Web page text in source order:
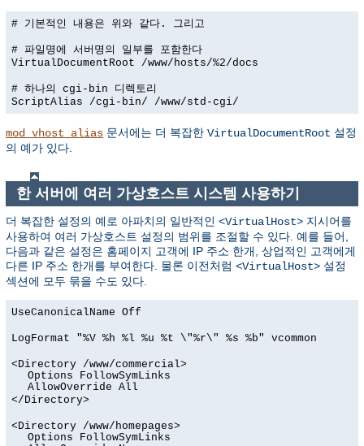
# 기본적인 내용은 위와 같다. 그리고
# 파일명에 서버명의 일부를 포함한다
VirtualDocumentRoot /www/hosts/%2/docs
# 하나의 cgi-bin 디렉토리
ScriptAlias /cgi-bin/ /www/std-cgi/
mod_vhost_alias 문서에는 더 복잡한 VirtualDocumentRoot 설정
의 예가 있다.
한 서버에 여러 가상호스트 시스템 사용하기
더 복잡한 설정의 예로 아파치의 일반적인 <VirtualHost> 지시어를
사용하여 여러 가상호스트 설정의 범위를 조절할 수 있다. 예를 들어,
다음과 같은 설정은 홈페이지 고객에 IP 주소 한개, 상업적인 고객에게
다른 IP 주소 한개를 부여한다. 물론 이전처럼 <VirtualHost> 설정
섹션에 모두 묶을 수도 있다.
UseCanonicalName Off
LogFormat "%V %h %l %u %t \"%r\" %s %b" vcommon
<Directory /www/commercial>
Options FollowSymLinks
AllowOverride All
</Directory>
<Directory /www/homepages>
Options FollowSymLinks